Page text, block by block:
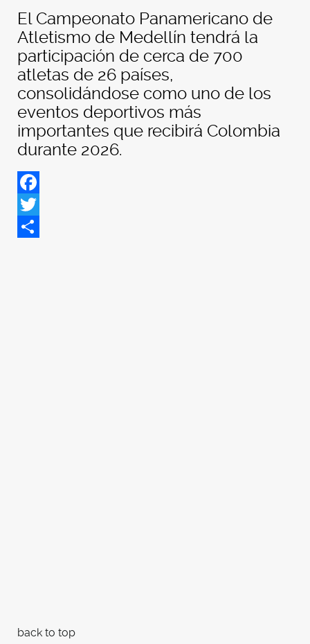
El Campeonato Panamericano de
Atletismo de Medellín tendrá la
participación de cerca de 700
atletas de 26 países,
consolidándose como uno de los
eventos deportivos más
importantes que recibirá Colombia
durante 2026.
Facebook
Twitter
back to top